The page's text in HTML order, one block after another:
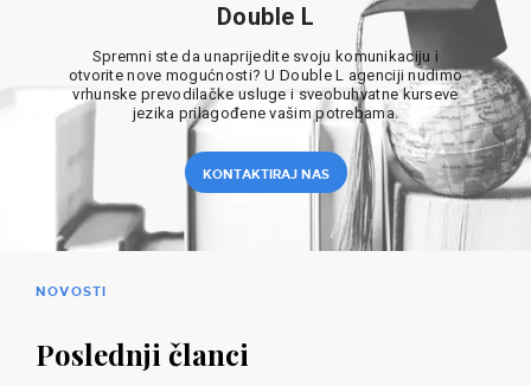
Double L
Spremni ste da unaprijedite svoju komunikaciju i
otvorite nove mogućnosti? U Double L agenciji nudimo
vrhunske prevodilačke usluge i sveobuhvatne kurseve
jezika prilagođene vašim potrebama.
KONTAKTIRAJ NAS
NOVOSTI
Poslednji članci